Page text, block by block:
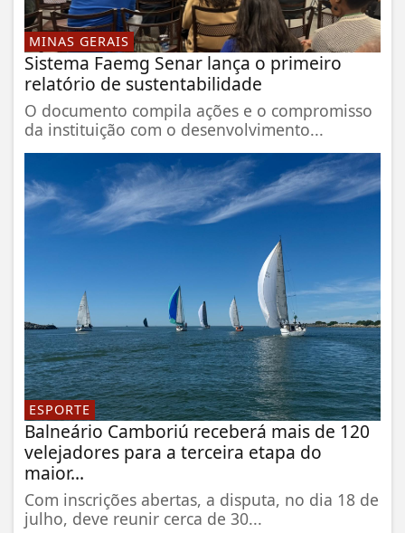
MINAS GERAIS
Sistema Faemg Senar lança o primeiro
relatório de sustentabilidade
O documento compila ações e o compromisso
da instituição com o desenvolvimento...
ESPORTE
Balneário Camboriú receberá mais de 120
velejadores para a terceira etapa do
maior...
Com inscrições abertas, a disputa, no dia 18 de
julho, deve reunir cerca de 30...